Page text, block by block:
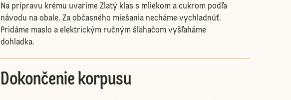
Na prípravu krému uvaríme Zlatý klas s mliekom a cukrom podľa
návodu na obale. Za občasného miešania necháme vychladnúť.
Pridáme maslo a elektrickým ručným šľahačom vyšľaháme
dohladka.
Dokončenie korpusu